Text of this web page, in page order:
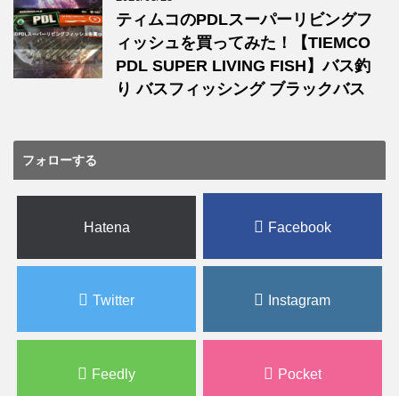
ティムコのPDLスーパーリビングフ
ィッシュを買ってみた！【TIEMCO
PDL SUPER LIVING FISH】バス釣
り バスフィッシング ブラックバス
フォローする
Hatena Facebook
Twitter Instagram
Feedly Pocket